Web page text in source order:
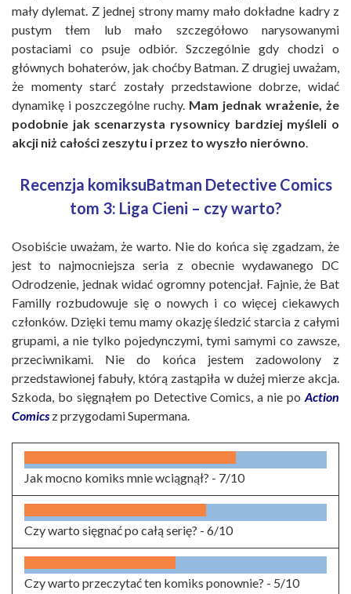
mały dylemat. Z jednej strony mamy mało dokładne kadry z
pustym tłem lub mało szczegółowo narysowanymi
postaciami co psuje odbiór. Szczególnie gdy chodzi o
głównych bohaterów, jak choćby Batman. Z drugiej uważam,
że momenty starć zostały przedstawione dobrze, widać
dynamikę i poszczególne ruchy. Mam jednak wrażenie, że
podobnie jak scenarzysta rysownicy bardziej myśleli o
akcji niż całości zeszytu i przez to wyszło nierówno
Recenzja komiksuBatman Detective Comics
tom 3: Liga Cieni – czy warto?
Osobiście uważam, że warto. Nie do końca się zgadzam, że
jest to najmocniejsza seria z obecnie wydawanego DC
Odrodzenie, jednak widać ogromny potencjał. Fajnie, że Bat
Familly rozbudowuje się o nowych i co więcej ciekawych
członków. Dzięki temu mamy okazję śledzić starcia z całymi
grupami, a nie tylko pojedynczymi, tymi samymi co zawsze,
przeciwnikami. Nie do końca jestem zadowolony z
przedstawionej fabuły, którą zastąpiła w dużej mierze akcja.
Szkoda, bo sięgnąłem po Detective Comics, a nie po Action
Comics z przygodami Supermana.
Jak mocno komiks mnie wciągnął? - 7/10
Czy warto sięgnać po całą serię? - 6/10
Czy warto przeczytać ten komiks ponownie? - 5/10